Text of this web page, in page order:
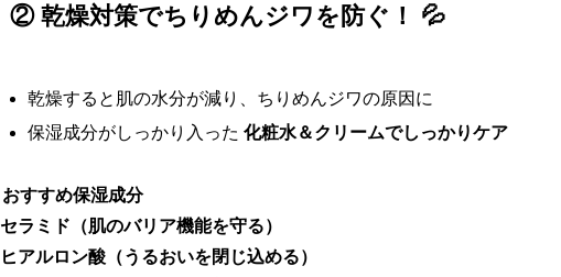
② 乾燥対策でちりめんジワを防ぐ！ 💦
乾燥すると肌の水分が減り、ちりめんジワの原因に
保湿成分がしっかり入った化粧水＆クリームでしっかりケア
おすすめ保湿成分
セラミド（肌のバリア機能を守る）
ヒアルロン酸（うるおいを閉じ込める）